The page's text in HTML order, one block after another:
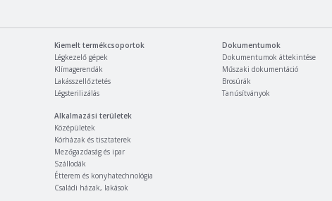
Kiemelt termékcsoportok
Légkezelő gépek
Klímagerendák
Lakásszellőztetés
Légsterilizálás
Alkalmazási területek
Középületek
Kórházak és tisztaterek
Mezőgazdaság és ipar
Szállodák
Étterem és konyhatechnológia
Családi házak, lakások
Dokumentumok
Dokumentumok áttekintése
Műszaki dokumentáció
Brosúrák
Tanúsítványok